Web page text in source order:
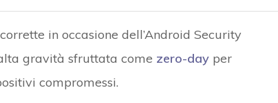
in occasione dell’Android Security
gravità sfruttata come zero-dayper
compromessi.